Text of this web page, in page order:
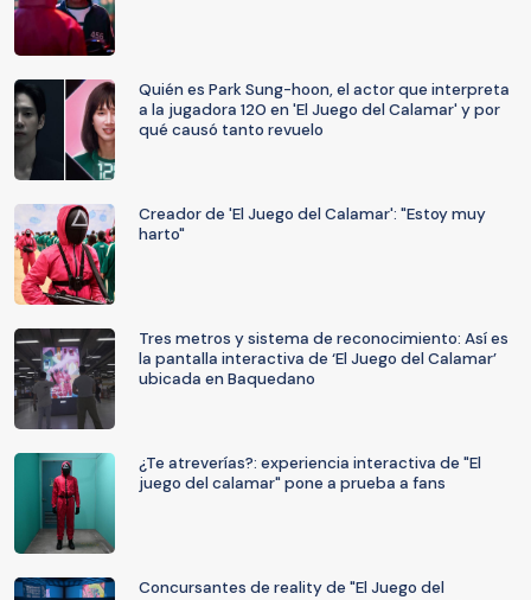
Quién es Park Sung-hoon, el actor que interpreta
a la jugadora 120 en 'El Juego del Calamar' y por
qué causó tanto revuelo
Creador de 'El Juego del Calamar': "Estoy muy
harto"
Tres metros y sistema de reconocimiento: Así es
la pantalla interactiva de ‘El Juego del Calamar’
ubicada en Baquedano
¿Te atreverías?: experiencia interactiva de "El
juego del calamar" pone a prueba a fans
Concursantes de reality de "El Juego del